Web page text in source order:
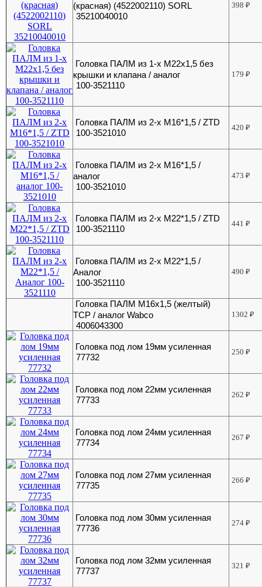
(красная) (4522002110) SORL
35210040010
398₽
Головка ПАЛМ из 1-х М22х1,5 без
крышки и клапана / аналог
100-3521110
179₽
Головка ПАЛМ из 2-х М16*1,5 / ZTD
100-3521010
420₽
Головка ПАЛМ из 2-х М16*1,5 /
аналог
100-3521010
473₽
Головка ПАЛМ из 2-х М22*1,5 / ZTD
100-3521110
441₽
Головка ПАЛМ из 2-х М22*1,5 /
Аналог
100-3521110
490₽
Головка ПАЛМ М16х1,5 (желтый)
ТСР / аналог Wabco
4006043300
1302₽
Головка под лом 19мм усиленная
77732
250₽
Головка под лом 22мм усиленная
77733
262₽
Головка под лом 24мм усиленная
77734
267₽
Головка под лом 27мм усиленная
77735
266₽
Головка под лом 30мм усиленная
77736
274₽
Головка под лом 32мм усиленная
77737
321₽